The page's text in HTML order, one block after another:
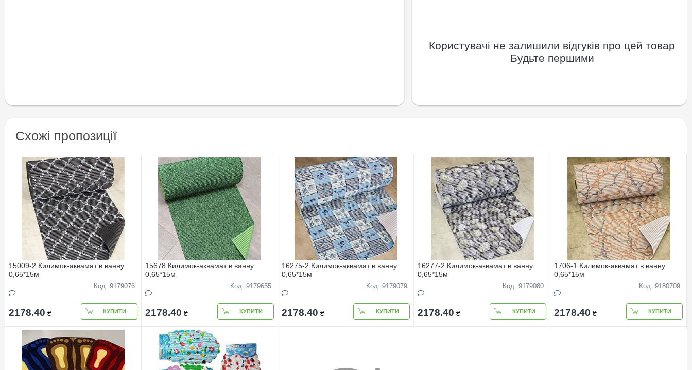
Користувачі не залишили відгуків про цей товар
Будьте першими
Схожі пропозиції
15009-2 Килимок-аквамат в ванну
0,65*15м
Код: 9179076
2178.40 ₴ КУПИТИ
15678 Килимок-аквамат в ванну
0,65*15м
Код: 9179655
2178.40 ₴ КУПИТИ
16275-2 Килимок-аквамат в ванну
0,65*15м
Код: 9179079
2178.40 ₴ КУПИТИ
16277-2 Килимок-аквамат в ванну
0,65*15м
Код: 9179080
2178.40 ₴ КУПИТИ
1706-1 Килимок-аквамат в ванну
0,65*15м
Код: 9180709
2178.40 ₴ КУПИТИ